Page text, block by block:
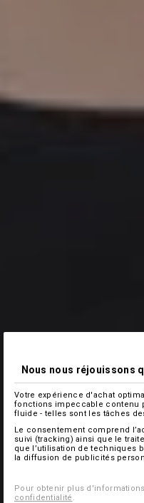
Nous nous réjouissons
Votre expérience d'achat
fonctions impeccable contenu
fluide - telles sont les tâches
Le consentement comprend
suivi (tracking) ainsi que le
que l’utilisation de techniques
la diffusion de publicités
Pour obtenir plus
confidentialité .